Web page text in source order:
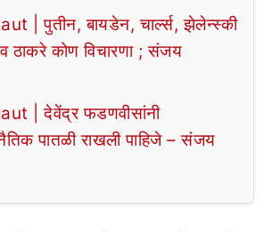
| पुतीन, बायडेन, चार्ल्स, झेलेन्स्की
ठाकरे कोण विचारणा ; संजय
| देवेंद्र फडणवीसांनी
पातळी राखली पाहिजे – संजय